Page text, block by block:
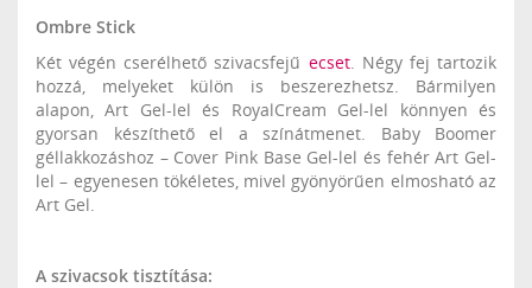
Ombre Stick
Két végén cserélhető szivacsfejű ecset. Négy fej tartozik
hozzá, melyeket külön is beszerezhetsz. Bármilyen
alapon, Art Gel-lel és RoyalCream Gel-lel könnyen és
gyorsan készíthető el a színátmenet. Baby Boomer
géllakkozáshoz – Cover Pink Base Gel-lel és fehér Art Gel-
lel – egyenesen tökéletes, mivel gyönyörűen elmosható az
Art Gel.
A szivacsok tisztítása: